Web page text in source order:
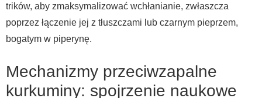
trików, aby zmaksymalizować wchłanianie, zwłaszcza
poprzez łączenie jej z tłuszczami lub czarnym pieprzem,
bogatym w piperynę.
Mechanizmy przeciwzapalne
kurkuminy: spojrzenie naukowe